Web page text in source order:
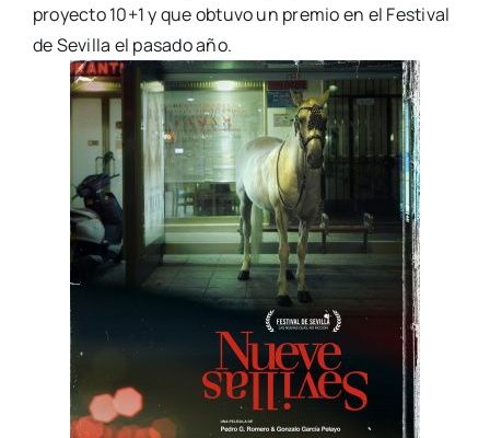
proyecto 10+1 y que obtuvo un premio en el Festival
de Sevilla el pasado año.